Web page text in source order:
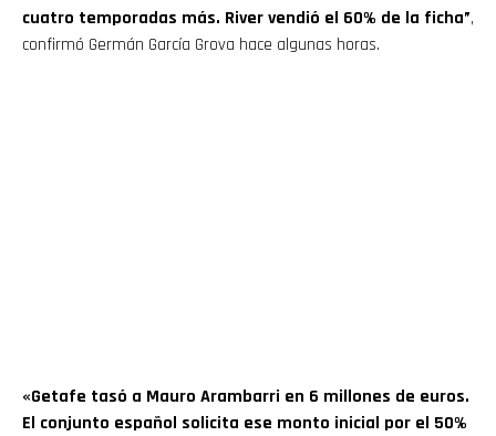
cuatro temporadas más. River vendió el 60% de la ficha”,
confirmó Germán García Grova hace algunas horas.
«Getafe tasó a Mauro Arambarri en 6 millones de euros.
El conjunto español solicita ese monto inicial por el 50%